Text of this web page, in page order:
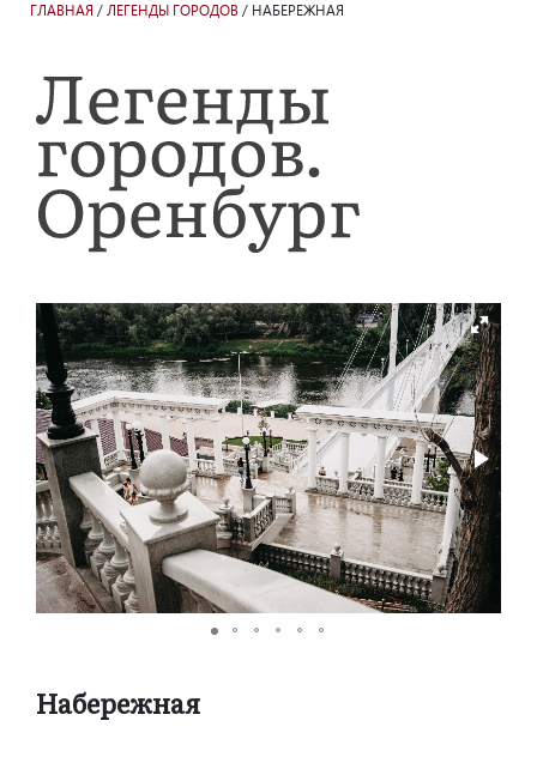
ГЛАВНАЯ / ЛЕГЕНДЫ ГОРОДОВ / НАБЕРЕЖНАЯ
Набережная